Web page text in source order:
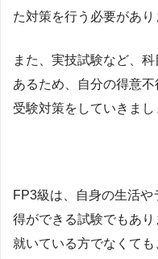
た対策を行う必要があり
また、実技試験など、
あるため、自分の得意
受験対策をしていきまし
FP3級は、自身の生活
得ができる試験でもあ
就いている方でなくて